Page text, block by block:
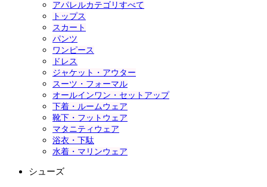
アパレルカテゴリすべて
トップス
スカート
パンツ
ワンピース
ドレス
ジャケット・アウター
スーツ・フォーマル
オールインワン・セットアップ
下着・ルームウェア
靴下・フットウェア
マタニティウェア
浴衣・下駄
水着・マリンウェア
シューズ